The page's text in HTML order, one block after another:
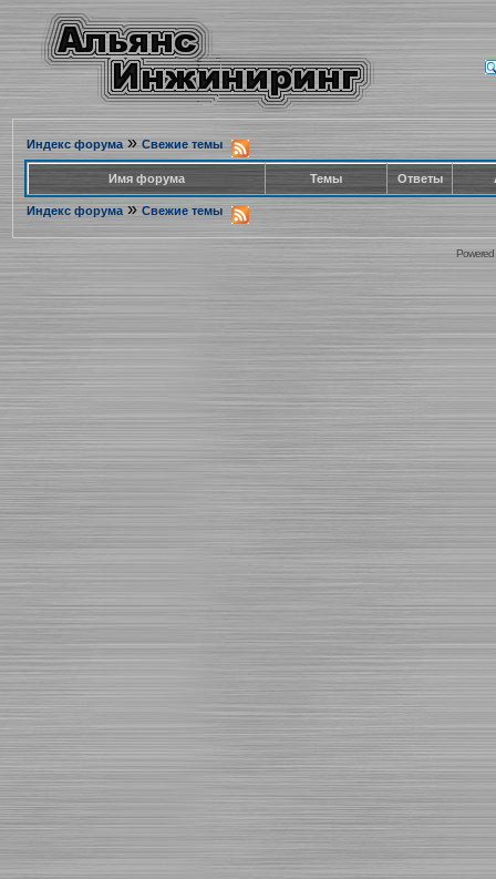
Индекс форума» Свежие темы
Имя форума Темы Ответы
Индекс форума » Свежие темы